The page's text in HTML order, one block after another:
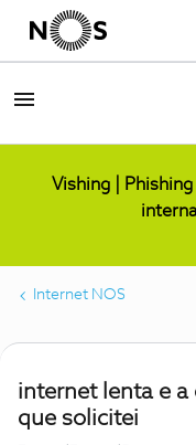
Vishing |
Internet NOS
internet lenta e a
que solicitei